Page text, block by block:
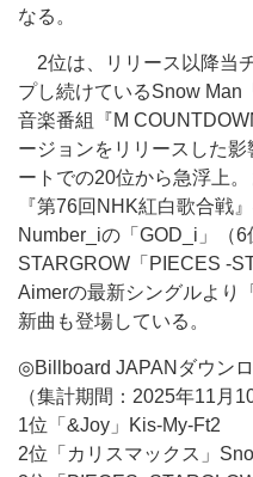
なる。
2位は、リリース以降当
プし続けているSnow Man
音楽番組『M
ージョンをリリースした
ートでの20位から急浮上
『第76回NHK紅白歌合戦
Number_iの「GOD_i」（6
STARGROW「PIECES -
Aimerの最新シングルより
新曲も登場している。
◎Billboard JAPANダウン
（集計期間：2025年11月
1位「&Joy」Kis-My-Ft2
2位「カリスマックス」